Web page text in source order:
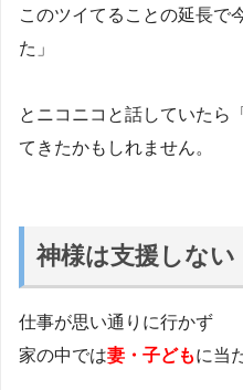
このツイてることの延長で
た」
とニコニコと話していたら「
てきたかもしれません。
神様は支援しない
仕事が思い通りに行かず
家の中では妻・子どもに当